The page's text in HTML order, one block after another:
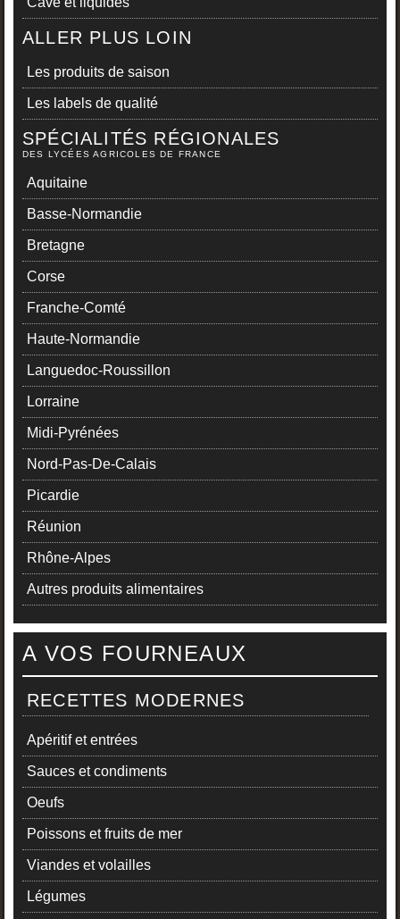
ALLER PLUS LOIN
Les produits de saison
Les labels de qualité
SPÉCIALITÉS RÉGIONALES
DES LYCÉES AGRICOLES DE FRANCE
Aquitaine
Basse-Normandie
Bretagne
Corse
Franche-Comté
Haute-Normandie
Languedoc-Roussillon
Lorraine
Midi-Pyrénées
Nord-Pas-De-Calais
Picardie
Réunion
Rhône-Alpes
Autres produits alimentaires
A VOS FOURNEAUX
RECETTES MODERNES
Apéritif et entrées
Sauces et condiments
Oeufs
Poissons et fruits de mer
Viandes et volailles
Légumes